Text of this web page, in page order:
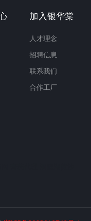
加入银华棠
人才理念
招聘信息
联系我们
合作工厂